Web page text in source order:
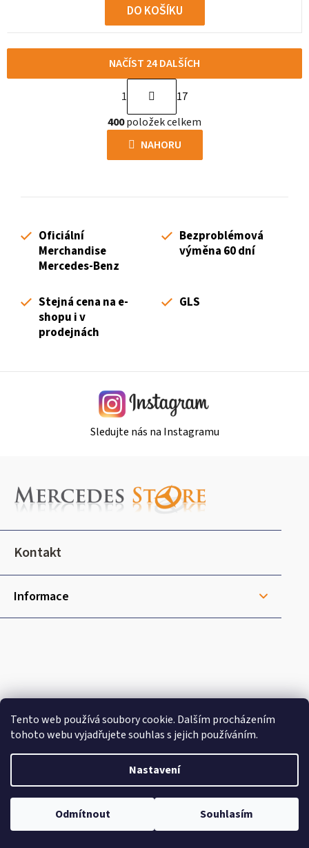
Tento web používá soubory cookie. Dalším procházením
tohoto webu vyjadřujete souhlas s jejich používáním.
Nastavení
Odmítnout Souhlasím
DO KOŠÍKU
O
v
l
á
a
i
s
u
NAČÍST 24 DALŠÍCH
t
r
á
n
v
1
17
400položek celkem
NAHORU
Oficiální
Merchandise
Mercedes-Benz
Bezproblémová
výměna 60 dní
Stejná cena na e-
shopu i v
prodejnách
GLS
Sledujte nás na Instagramu
a
í
Kontakt
Informace